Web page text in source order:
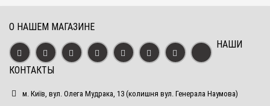
О НАШЕМ МАГАЗИНЕ
НАШИ
КОНТАКТЫ
м. Київ, вул. Олега Мудрака, 13 (колишня вул. Генерала Наумова)